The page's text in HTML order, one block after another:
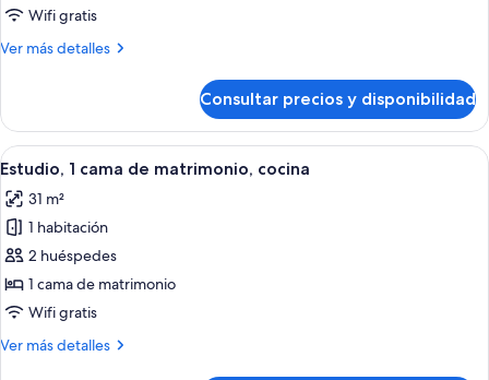
1
de
cocina
Wifi gratis
Ver más detalles
Más
1
cama
de
grande,
cocina
Consultar precios y disponibilidad
Abrir
todas
las
fotos
de
Estudio,
1
de
Un dormitorio con pared de ladrillo,
4
Estudio, 1 cama de matrimonio, cocina
31 m²
1 habitación
2 huéspedes
1 cama de matrimonio
Wifi gratis
Ver más detalles
Más